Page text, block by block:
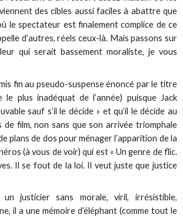
des cibles aussi faciles à abattre que
le spectateur est finalement complice de ce
d’autres, réels ceux-là. Mais passons sur
qui serait bassement moraliste, je vous
fin au pseudo-suspense énoncé par le titre
plus inadéquat de l’année) puisque Jack
sauf s’il le décide » et qu’il le décide au
de film, non sans que son arrivée triomphale
plans de dos pour ménager l’apparition de la
(à vous de voir) qui est « Un genre de flic.
Il se fout de la loi. Il veut juste que justice
un justicier sans morale, viril, irrésistible,
il a une mémoire d’éléphant (comme tout le